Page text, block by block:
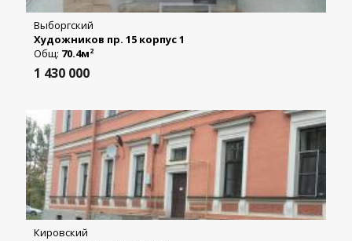
Выборгский
Художников пр. 15 корпус 1
Общ: 70.4м2
1 430 000
Кировский